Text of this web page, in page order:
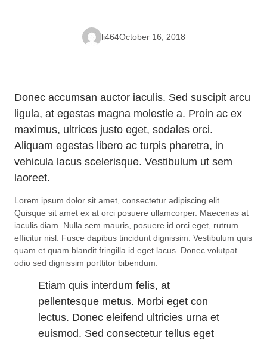
li464October 16, 2018
Donec accumsan auctor iaculis. Sed suscipit arcu
ligula, at egestas magna molestie a. Proin ac ex
maximus, ultrices justo eget, sodales orci.
Aliquam egestas libero ac turpis pharetra, in
vehicula lacus scelerisque. Vestibulum ut sem
laoreet.
Lorem ipsum dolor sit amet, consectetur adipiscing elit.
Quisque sit amet ex at orci posuere ullamcorper. Maecenas at
iaculis diam. Nulla sem mauris, posuere id orci eget, rutrum
efficitur nisl. Fusce dapibus tincidunt dignissim. Vestibulum quis
quam et quam blandit fringilla id eget lacus. Donec volutpat
odio sed dignissim porttitor bibendum.
Etiam quis interdum felis, at
pellentesque metus. Morbi eget con
lectus. Donec eleifend ultricies urna et
euismod. Sed consectetur tellus eget